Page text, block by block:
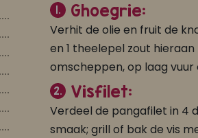
1. Ghoegrie:
Verhit de olie en fruit de
en 1 theelepel zout
omscheppen, op laag vuur
2. Visfilet:
Verdeel de pangafilet in 4
smaak; grill of bak de vis